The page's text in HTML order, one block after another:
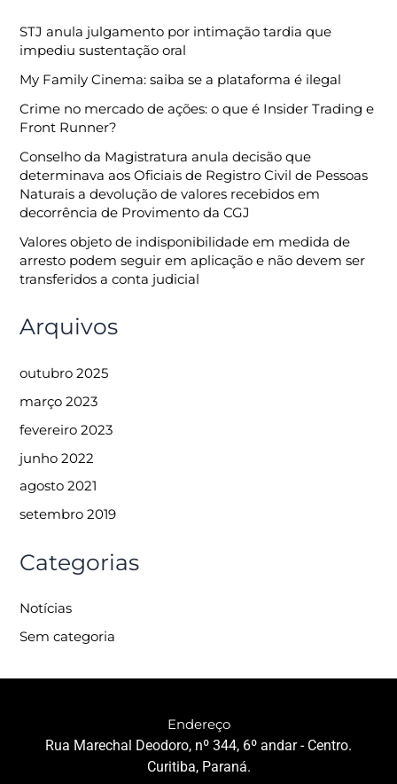
STJ anula julgamento por intimação tardia que
impediu sustentação oral
My Family Cinema: saiba se a plataforma é ilegal
Crime no mercado de ações: o que é Insider Trading e
Front Runner?
Conselho da Magistratura anula decisão que
determinava aos Oficiais de Registro Civil de Pessoas
Naturais a devolução de valores recebidos em
decorrência de Provimento da CGJ
Valores objeto de indisponibilidade em medida de
arresto podem seguir em aplicação e não devem ser
transferidos a conta judicial
Arquivos
outubro 2025
março 2023
fevereiro 2023
junho 2022
agosto 2021
setembro 2019
Categorias
Notícias
Sem categoria
Endereço
Rua Marechal Deodoro, nº 344, 6º andar - Centro.
Curitiba, Paraná.